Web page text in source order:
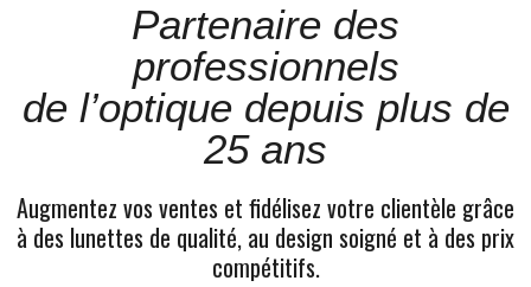
Partenaire des
professionnels
de l’optique depuis plus de
25 ans
Augmentez vos ventes et fidélisez votre clientèle grâce
à des lunettes de qualité, au design soigné et à des prix
compétitifs.